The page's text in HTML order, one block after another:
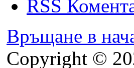
RSS
Връщане в
Copyright ©